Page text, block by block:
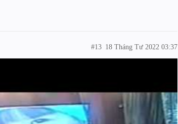
18 Tháng Tư 2022 03:37
#13